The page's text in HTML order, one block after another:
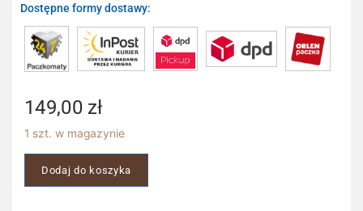
Dostępne formy dostawy:
149,00 zł
1 szt. w magazynie
Dodaj do koszyka